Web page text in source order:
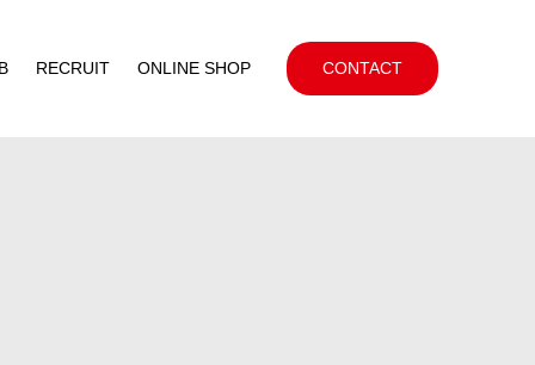
RECRUIT ONLINE SHOP CONTACT